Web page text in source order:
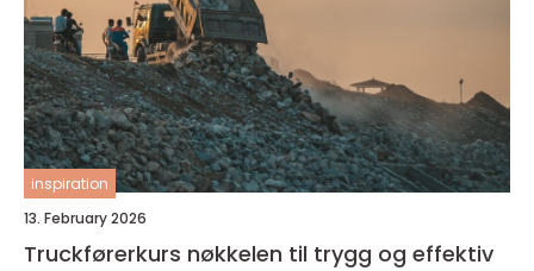
inspiration
13. February 2026
Truckførerkurs nøkkelen til trygg og effektiv